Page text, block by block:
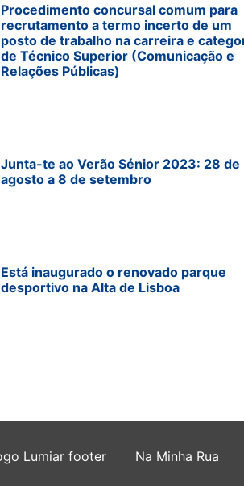
Procedimento concursal comum para
recrutamento a termo incerto de um
posto de trabalho na carreira e
de Técnico Superior (Comunicação e
Relações Públicas)
Junta-te ao Verão Sénior 2023: 28 de
agosto a 8 de setembro
Está inaugurado o renovado parque
desportivo na Alta de Lisboa
Na Minha Rua